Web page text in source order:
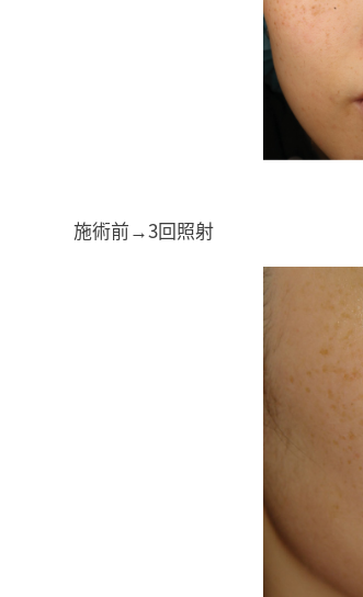
施術前→3回照射